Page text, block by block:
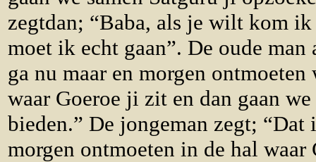
zegtdan; “Baba, als je wilt kom ik
moet ik echt gaan”. De oude
ga nu maar en morgen
waar Goeroe ji zit en dan gaan
bieden.” De jongeman zegt;
morgen ontmoeten in de hal